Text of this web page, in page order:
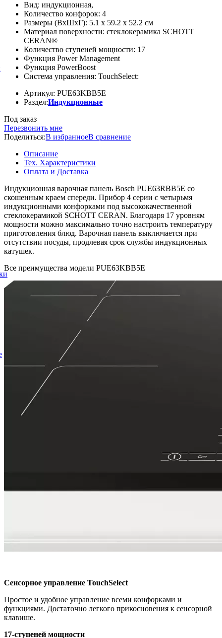
Вид: индукционная,
Количество конфорок: 4
Размеры (ВхШхГ): 5.1 x 59.2 x 52.2 см
Материал поверхности: стеклокерамика SCHOTT
CERAN®
Количество ступеней мощности: 17
Функция Power Management
Функция PowerBoost
Система управления: TouchSelect:
Артикул: PUE63KBB5E
Раздел:Индукционные
Под заказ
Перезвонить мне
Поделиться:В избранноеВ сравнение
Описание
Тех. Характеристики
Оплата и Доставка
Индукционная варочная панель Bosch PUE63RBB5E со
скошенным краем спереди. Прибор 4 серии с четырьмя
индукционными конфорками под высококачественной
стеклокерамикой SCHOTT CERAN. Благодаря 17 уровням
мощности можно максимально точно настроить температуру
приготовления блюд. Варочная панель выключается при
отсутствии посуды, продлевая срок службы индукционных
катушек.
Все преимущества модели PUE63KBB5E
Cенсорное управление TouchSelect
Простое и удобное управление всеми конфорками и
функциями. Достаточно легкого прикосновения к сенсорной
клавише.
17-ступеней мощности